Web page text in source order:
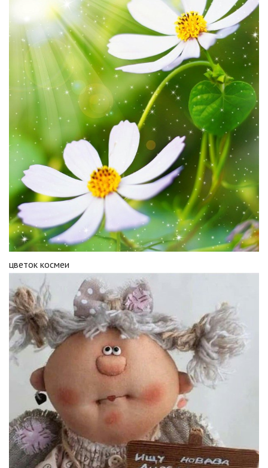
цветок космеи